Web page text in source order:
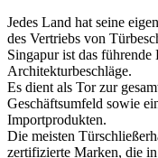
Jedes Land hat seine
des Vertriebs von
Singapur ist das
Architekturbeschläge.
Es dient als Tor zur
Geschäftsumfeld sowie
Importprodukten.
Die meisten
zertifizierte Marken, die